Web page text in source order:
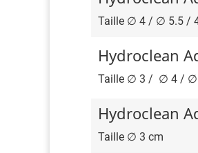
Taille ∅ 4 / ∅ 5.5 /
Hydroclean
Taille ∅ 3 / ∅ 4 / ∅
Hydroclean
Taille ∅ 3 cm